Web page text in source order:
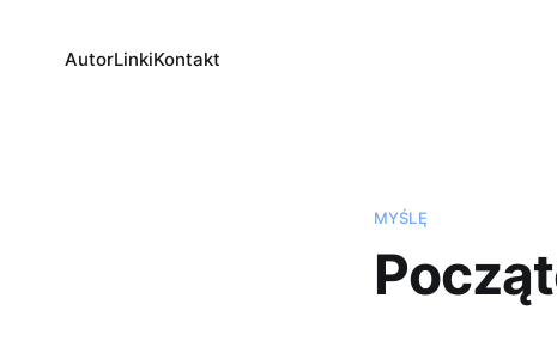
AutorLinkiKontakt
MYŚLĘ